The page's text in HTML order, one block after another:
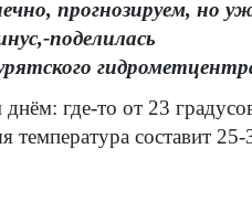
прогнозируем, но
поделилась
где-то от 23
составит 25-